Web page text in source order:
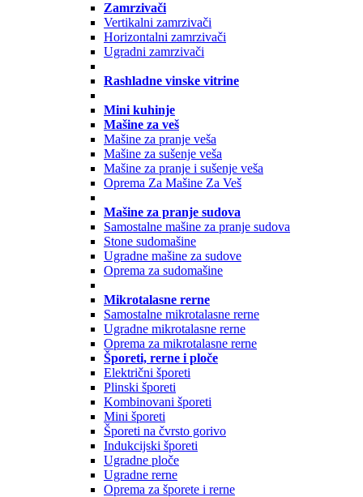
Zamrzivači
Vertikalni zamrzivači
Horizontalni zamrzivači
Ugradni zamrzivači
Rashladne vinske vitrine
Mini kuhinje
Mašine za veš
Mašine za pranje veša
Mašine za sušenje veša
Mašine za pranje i sušenje veša
Oprema Za Mašine Za Veš
Mašine za pranje sudova
Samostalne mašine za pranje sudova
Stone sudomašine
Ugradne mašine za sudove
Oprema za sudomašine
Mikrotalasne rerne
Samostalne mikrotalasne rerne
Ugradne mikrotalasne rerne
Oprema za mikrotalasne rerne
Šporeti, rerne i ploče
Električni šporeti
Plinski šporeti
Kombinovani šporeti
Mini šporeti
Šporeti na čvrsto gorivo
Indukcijski šporeti
Ugradne ploče
Ugradne rerne
Oprema za šporete i rerne